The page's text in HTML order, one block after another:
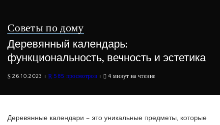
Советы по дому
Деревянный календарь:
функциональность, вечность и эстетика
26.10.2023 585 просмотров 4 минут на чтение
Деревянные календари – это уникальные предметы, которые